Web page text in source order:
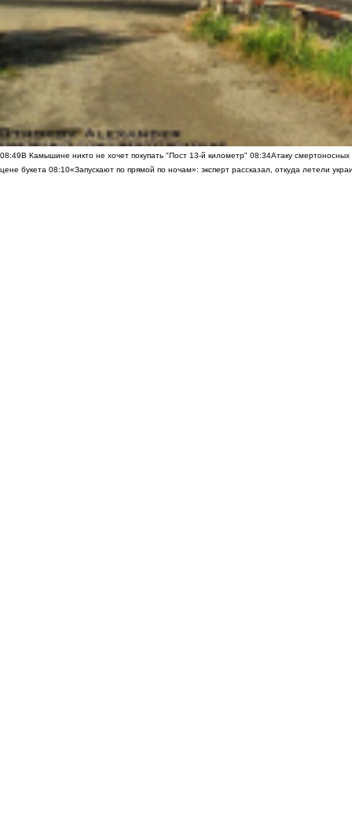
08:49В Камышине никто не хочет покупать "Пост 13-й километр" 08:34Атаку
цене букета 08:10«Запускают по прямой по ночам»: эксперт рассказал, откуда летели